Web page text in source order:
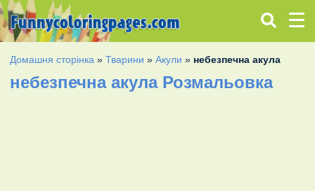
Домашня сторінка »Тварини »Акули » небезпечна акула
небезпечна акула Розмальовка